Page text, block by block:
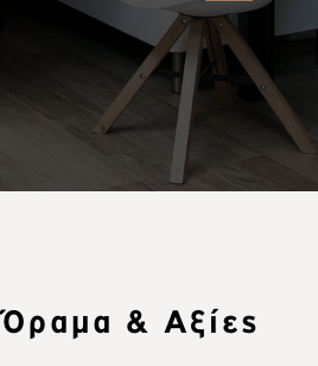
Όραµα & Αξίες